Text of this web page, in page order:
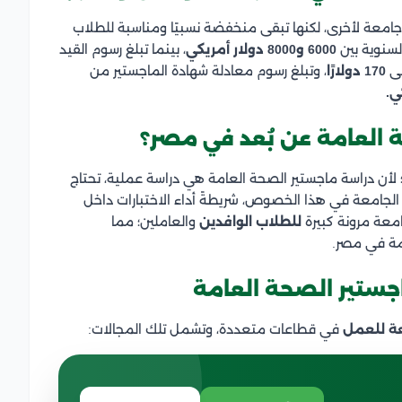
لأخرى، لكنها تبقى منخفضة نسبيًا ومناسبة للطلاب
بين
، بينما تبلغ رسوم القيد
170 دولارًا
، وتبلغ رسوم معادلة شهادة الماجستير من
العامة عن بُعد في مصر؟
دراسة ماجستير الصحة العامة هي دراسة عملية، تحتاج
في هذا الخصوص، شريطةً أداء الاختبارات داخل
مرونة كبيرة للطلاب الوافدين والعاملين؛ مما
في مصر.
الصحة العامة
للعمل في قطاعات متعددة، وتشمل تلك المجالات: